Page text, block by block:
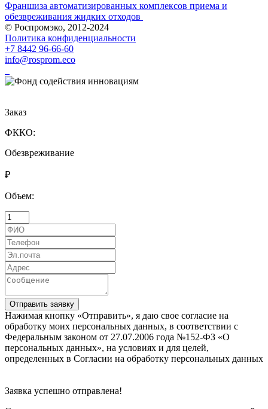
Франшиза автоматизированных комплексов приема и
обезвреживания жидких отходов
© Роспромэко, 2012-2024
Политика конфиденциальности
+7 8442 96-66-60
info@rosprom.eco
Заказ
ФККО:
Обезвреживание
₽
Объем:
Отправить заявку
Нажимая кнопку «Отправить», я даю свое согласие на
обработку моих персональных данных, в соответствии с
Федеральным законом от 27.07.2006 года №152-ФЗ «О
персональных данных», на условиях и для целей,
определенных в Согласии на обработку персональных данных
Заявка успешно отправлена!